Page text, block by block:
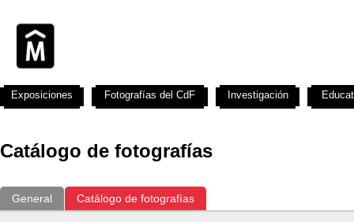
Catálogo de fotografías
General Catálogo de fotografías
Exposiciones Fotografías del CdF Investigación